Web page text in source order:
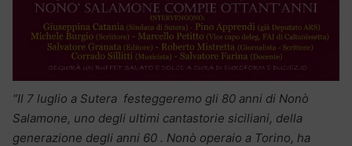
“Il 7 luglio a Sutera festeggeremo gli 80 anni di Nonò
Salamone, uno degli ultimi cantastorie siciliani, della
generazione degli anni 60 . Nonò operaio a Torino, ha